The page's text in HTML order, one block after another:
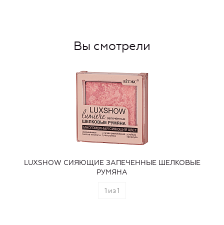
Вы смотрели
LUXSHOW СИЯЮЩИЕ ЗАПЕЧЕННЫЕ ШЕЛКОВЫЕ
РУМЯНА
1 из1